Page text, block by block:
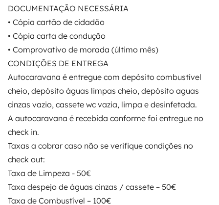
DOCUMENTAÇÃO NECESSÁRIA
• Cópia cartão de cidadão
• Cópia carta de condução
• Comprovativo de morada (último mês)
CONDIÇÕES DE ENTREGA
Autocaravana é entregue com depósito combustível
cheio, depósito águas limpas cheio, depósito aguas
cinzas vazio, cassete wc vazia, limpa e desinfetada.
A autocaravana é recebida conforme foi entregue no
check in.
Taxas a cobrar caso não se verifique condições no
check out:
Taxa de Limpeza - 50€
Taxa despejo de águas cinzas / cassete – 50€
Taxa de Combustível – 100€
Anunciar un vehículo
Contrato de alquiler
Seguros de alquiler
Asistencias de alquiler
Ayuda propietario
Medios de pago segurosPago en varios plazos
Descargar en
App Store
Disponible en
Google Play